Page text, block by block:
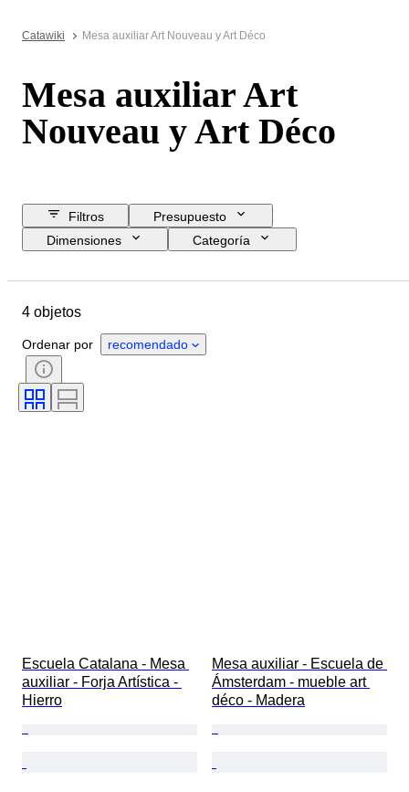
Catawiki Mesa auxiliar Art Nouveau y Art Déco
Mesa auxiliar Art
Nouveau y Art Déco
Filtros
Presupuesto
Dimensiones
Categoría
País de origen
Período
Color
Era
4 objetos
Ordenar por recomendado
Escuela Catalana - Mesa
auxiliar - Forja Artística -
Hierro
Mesa auxiliar - Escuela de
Ámsterdam - mueble art
déco - Madera